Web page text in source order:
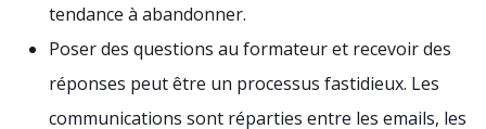
tendance à abandonner.
Poser des questions au formateur et recevoir des
réponses peut être un processus fastidieux. Les
communications sont réparties entre les emails, les